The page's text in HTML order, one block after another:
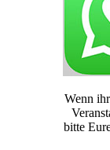
Wenn
bitte